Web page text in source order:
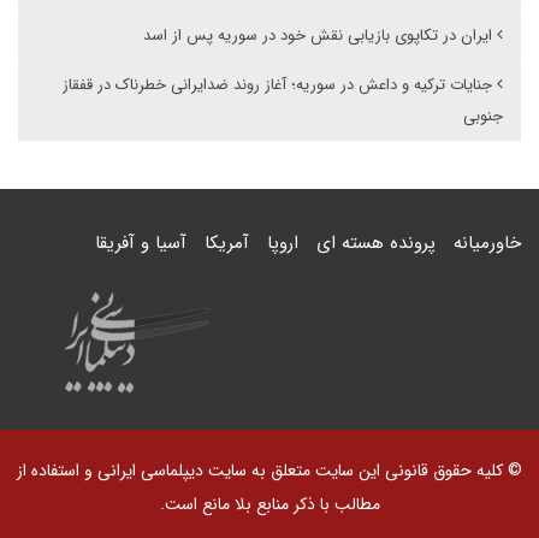
ایران در تکاپوی بازیابی نقش خود در سوریه پس از اسد
جنایات ترکیه و داعش در سوریه؛ آغاز روند ضدایرانی خطرناک در قفقاز
جنوبی
خاورمیانه پرونده هسته ای اروپا آمریکا آسیا و آفریقا
© کلیه حقوق قانونی این سایت متعلق به سایت دیپلماسی ایرانی و استفاده از
مطالب با ذکر منابع بلا مانع است.